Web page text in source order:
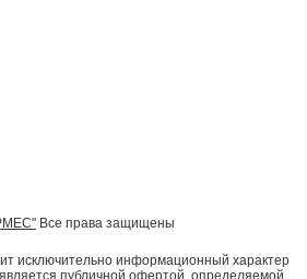
Все права защищены
исключительно информационный характер
публичной офертой, определяемой